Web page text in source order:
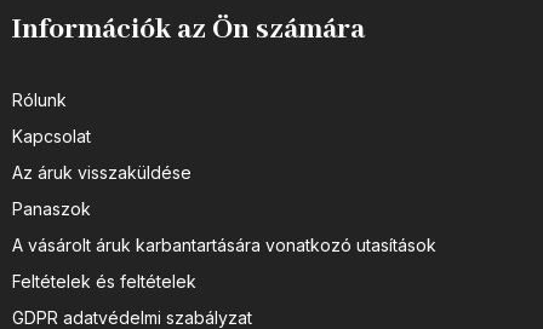
Információk az Ön számára
Rólunk
Kapcsolat
Az áruk visszaküldése
Panaszok
A vásárolt áruk karbantartására vonatkozó utasítások
Feltételek és feltételek
GDPR adatvédelmi szabályzat